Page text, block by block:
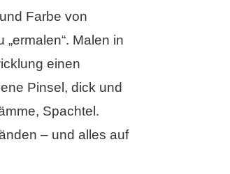
Farbe von
Malen in
einen
Pinsel, dick und
Spachtel.
– und alles auf